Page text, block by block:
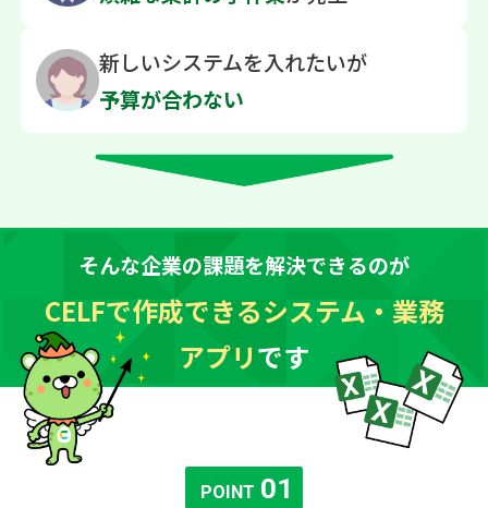
新しいシステムを入れたいが
予算が合わない
そんな企業の課題を解決できるのが
CELFで作成できるシステム・業務
アプリです
POINT 01